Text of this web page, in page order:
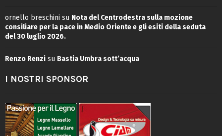
ornello breschini su Nota del Centrodestra sulla mozione
consiliare per la pace in Medio Oriente e gli esiti della seduta
del 30 luglio 2026.
Renzo Renzi su Bastia Umbra sott’acqua
I NOSTRI SPONSOR